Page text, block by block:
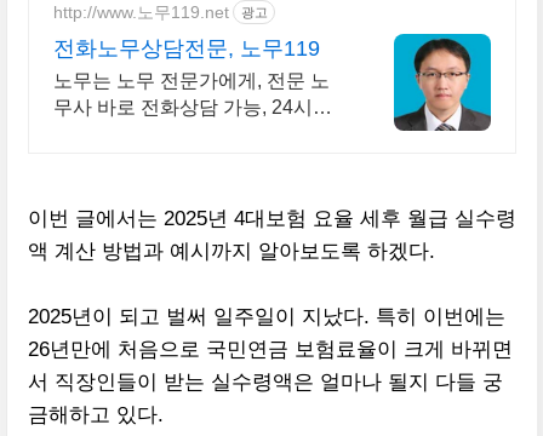
http://www.노무119.net 광고
전화노무상담전문, 노무119
노무는 노무 전문가에게, 전문 노
무사 바로 전화상담 가능, 24시간
이번 글에서는 2025년 4대보험 요율 세후 월급 실수령
액 계산 방법과 예시까지 알아보도록 하겠다.
2025년이 되고 벌써 일주일이 지났다. 특히 이번에는
26년만에 처음으로 국민연금 보험료율이 크게 바뀌면
서 직장인들이 받는 실수령액은 얼마나 될지 다들 궁
금해하고 있다.